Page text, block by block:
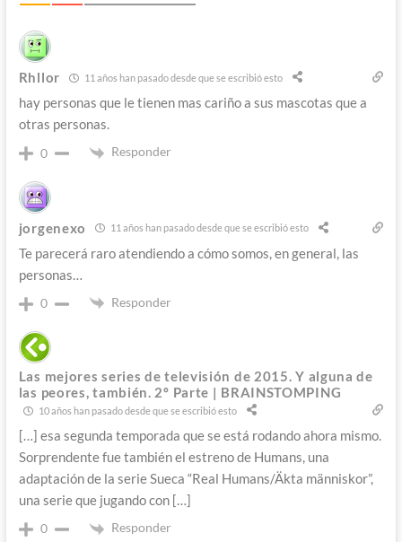
Rhllor 11 años han pasado desde que se escribió esto
hay personas que le tienen mas cariño a sus mascotas que a
otras personas.
0 Responder
jorgenexo 11 años han pasado desde que se escribió esto
Te parecerá raro atendiendo a cómo somos, en general, las
personas…
0 Responder
Las mejores series de televisión de 2015. Y alguna de
las peores, también. 2º Parte | BRAINSTOMPING
10 años han pasado desde que se escribió esto
[…] esa segunda temporada que se está rodando ahora mismo.
Sorprendente fue también el estreno de Humans, una
adaptación de la serie Sueca “Real Humans/Äkta människor”,
una serie que jugando con […]
0 Responder